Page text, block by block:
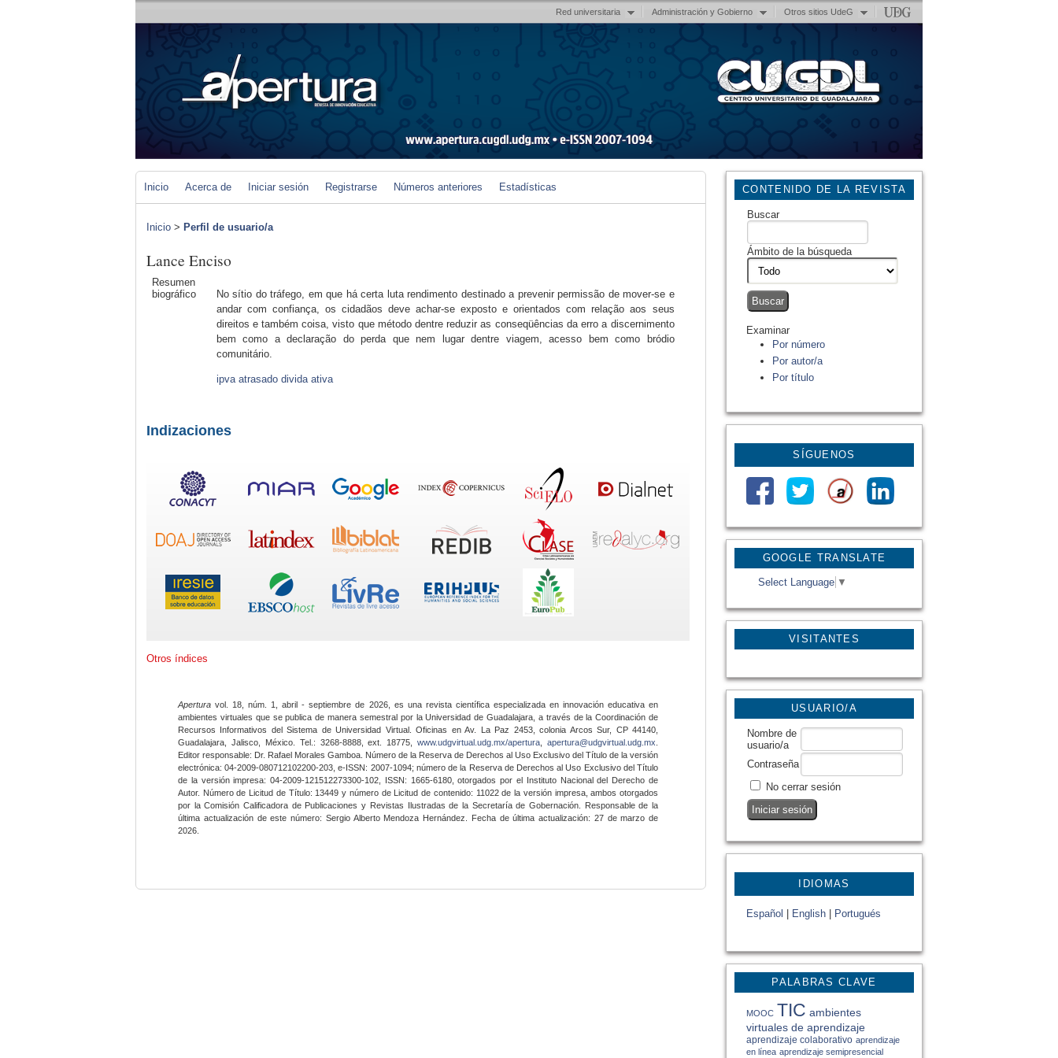
Red universitaria Administración y Gobierno Otros sitios UdeG
GOOGLE TRANSLATE
Select Language ▼
VISITANTES
CONTENIDO DE LA REVISTA
Buscar
Ámbito de la búsqueda
Examinar
Por número
Por autor/a
Por título
SÍGUENOS
USUARIO/A
Nombre de
usuario/a
Contraseña
No cerrar sesión
IDIOMAS
Español English Portugués
PALABRAS CLAVE
MOOC TIC ambientes
virtuales de aprendizaje
aprendizaje colaborativo aprendizaje
en línea aprendizaje semipresencial
Inicio Acerca de Iniciar sesión Registrarse Números anteriores Estadísticas
Inicio > Perfil de usuario/a
Lance Enciso
Resumen
biográfico
No sítio do tráfego, em que há certa luta rendimento destinado a prevenir permissão de mover-se e
andar com confiança, os cidadãos deve achar-se exposto e orientados com relação aos seus
direitos e também coisa, visto que método dentre reduzir as conseqüências da erro a discernimento
bem como a declaração do perda que nem lugar dentre viagem, acesso bem como bródio
comunitário.
ipva atrasado divida ativa
Indizaciones
Otros índices
Apertura vol. 18, núm. 1, abril - septiembre de 2026, es una revista científica especializada en innovación educativa en
ambientes virtuales que se publica de manera semestral por la Universidad de Guadalajara, a través de la Coordinación de
Recursos Informativos del Sistema de Universidad Virtual. Oficinas en Av. La Paz 2453, colonia Arcos Sur, CP 44140,
Guadalajara, Jalisco, México. Tel.: 3268-8888, ext. 18775,www.udgvirtual.udg.mx/apertura apertura@udgvirtual.udg.mx
Editor responsable: Dr. Rafael Morales Gamboa. Número de la Reserva de Derechos al Uso Exclusivo del Título de la versión
electrónica: 04-2009-080712102200-203, e-ISSN: 2007-1094; número de la Reserva de Derechos al Uso Exclusivo del Título
de la versión impresa: 04-2009-121512273300-102, ISSN: 1665-6180, otorgados por el Instituto Nacional del Derecho de
Autor. Número de Licitud de Título: 13449 y número de Licitud de contenido: 11022 de la versión impresa, ambos otorgados
por la Comisión Calificadora de Publicaciones y Revistas Ilustradas de la Secretaría de Gobernación. Responsable de la
última actualización de este número: Sergio Alberto Mendoza Hernández. Fecha de última actualización: 27 de marzo de
2026.